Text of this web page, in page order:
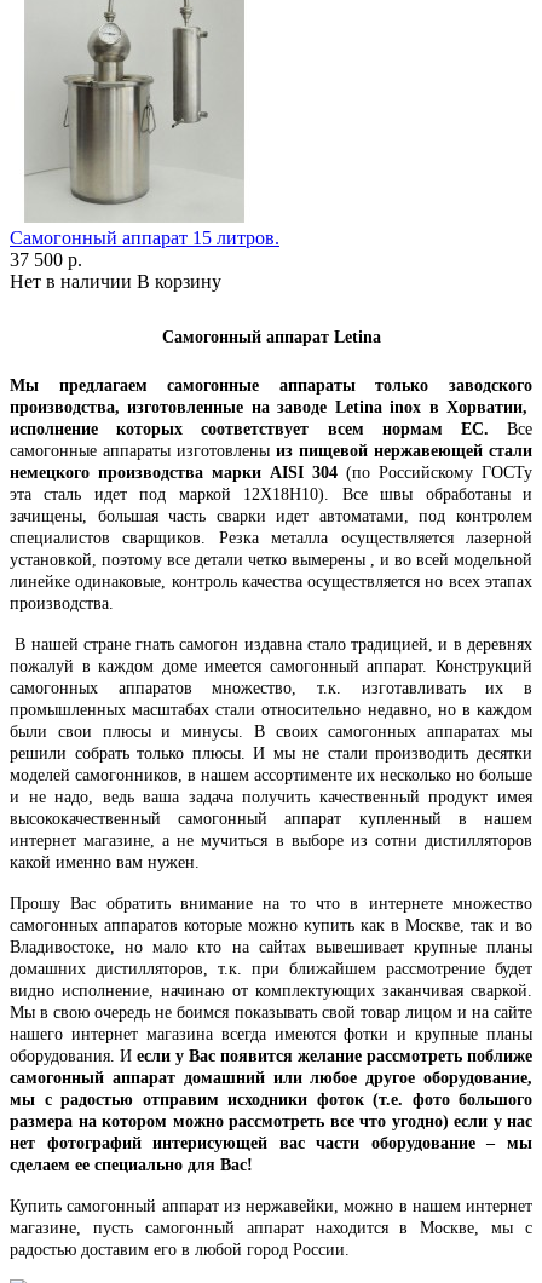
Самогонный аппарат 15 литров.
37 500 р.
Нет в наличии В корзину
Самогонный аппарат Letina
Мы предлагаем самогонные аппараты только заводского
производства, изготовленные на заводе Letina inox в Хорватии,
исполнение которых соответствует всем нормам ЕС. Все
самогонные аппараты изготовлены из пищевой нержавеющей стали
немецкого производства марки AISI 304 (по Российскому ГОСТу
эта сталь идет под маркой 12Х18Н10). Все швы обработаны и
зачищены, большая часть сварки идет автоматами, под контролем
специалистов сварщиков. Резка металла осуществляется лазерной
установкой, поэтому все детали четко вымерены , и во всей модельной
линейке одинаковые, контроль качества осуществляется но всех этапах
производства.
В нашей стране гнать самогон издавна стало традицией, и в деревнях
пожалуй в каждом доме имеется самогонный аппарат. Конструкций
самогонных аппаратов множество, т.к. изготавливать их в
промышленных масштабах стали относительно недавно, но в каждом
были свои плюсы и минусы. В своих самогонных аппаратах мы
решили собрать только плюсы. И мы не стали производить десятки
моделей самогонников, в нашем ассортименте их несколько но больше
и не надо, ведь ваша задача получить качественный продукт имея
высококачественный самогонный аппарат купленный в нашем
интернет магазине, а не мучиться в выборе из сотни дистилляторов
какой именно вам нужен.
Прошу Вас обратить внимание на то что в интернете множество
самогонных аппаратов которые можно купить как в Москве, так и во
Владивостоке, но мало кто на сайтах вывешивает крупные планы
домашних дистилляторов, т.к. при ближайшем рассмотрение будет
видно исполнение, начинаю от комплектующих заканчивая сваркой.
Мы в свою очередь не боимся показывать свой товар лицом и на сайте
нашего интернет магазина всегда имеются фотки и крупные планы
оборудования. И если у Вас появится желание рассмотреть поближе
самогонный аппарат домашний или любое другое оборудование,
мы с радостью отправим исходники фоток (т.е. фото большого
размера на котором можно рассмотреть все что угодно) если у нас
нет фотографий интерисующей вас части оборудование – мы
сделаем ее специально для Вас!
Купить самогонный аппарат из нержавейки, можно в нашем интернет
магазине, пусть самогонный аппарат находится в Москве, мы с
радостью доставим его в любой город России.